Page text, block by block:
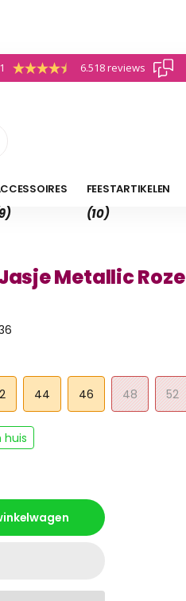
6.518 reviews
FEESTARTIKELEN
(10)
Metallic Roze
44 46 48 52
huis